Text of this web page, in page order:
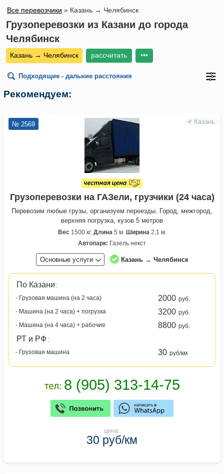
Все перевозчики » Казань → Челябинск
Грузоперевозки из Казани до города
Челябинск
Казань → Челябинск рассчитать •••
Подходящие - дальние расстояния
Рекомендуем:
Казань
№ 2569
Грузоперевозки на ГАЗели, грузчики (24 часа)
Перевозим любые грузы, организуем переезды. Город, межгород,
верхняя погрузка, кузов 5 метров
Вес1500 кг. Длина5 м. Ширина2,1 м.
Автопарк: Газель некст
Основные услуги Казань → Челябинск
По Казани :
- Грузовая машина (на 2 часа)
2000 руб.
- Машина (на 2 часа) + погрузка
3200 руб.
- Машина (на 4 часа) + рабочие
8800 руб.
РТ и РФ :
- Грузовая машина
30 руб/км
цена:
30 руб/км